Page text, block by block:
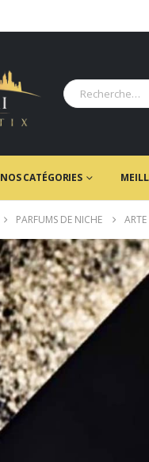
NOS CATÉGORIES
PARFUMS DE NICHE